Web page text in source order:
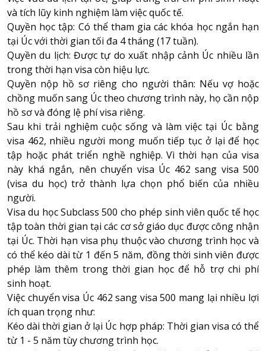
và tích lũy kinh nghiệm làm việc quốc tế.
Quyền học tập: Có thể tham gia các khóa học ngắn hạn
tại Úc với thời gian tối đa 4 tháng (17 tuần).
Quyền du lịch: Được tự do xuất nhập cảnh Úc nhiều lần
trong thời hạn visa còn hiệu lực.
Quyền nộp hồ sơ riêng cho người thân: Nếu vợ hoặc
chồng muốn sang Úc theo chương trình này, họ cần nộp
hồ sơ và đóng lệ phí visa riêng.
Sau khi trải nghiệm cuộc sống và làm việc tại Úc bằng
visa 462, nhiều người mong muốn tiếp tục ở lại để học
tập hoặc phát triển nghề nghiệp. Vì thời hạn của visa
này khá ngắn, nên chuyển visa Úc 462 sang visa 500
(visa du học) trở thành lựa chọn phổ biến của nhiều
người.
Visa du học Subclass 500 cho phép sinh viên quốc tế học
tập toàn thời gian tại các cơ sở giáo dục được công nhận
tại Úc. Thời hạn visa phụ thuộc vào chương trình học và
có thể kéo dài từ 1 đến 5 năm, đồng thời sinh viên được
phép làm thêm trong thời gian học để hỗ trợ chi phí
sinh hoạt.
Việc chuyển visa Úc 462 sang visa 500 mang lại nhiều lợi
ích quan trọng như:
Kéo dài thời gian ở lại Úc hợp pháp: Thời gian visa có thể
từ 1 - 5 năm tùy chương trình học.